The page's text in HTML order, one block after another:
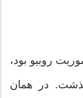
روبیو بود،
در همان